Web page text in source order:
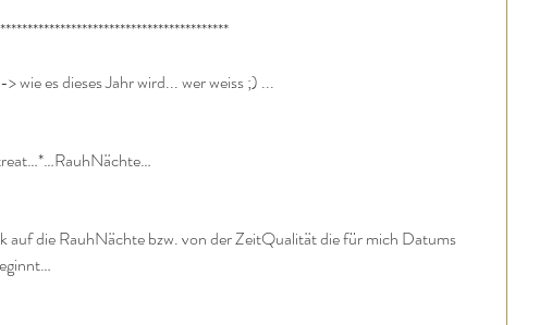
wie es dieses Jahr wird... wer weiss ;) ...
die RauhNächte bzw. von der ZeitQualität die für mich Datums